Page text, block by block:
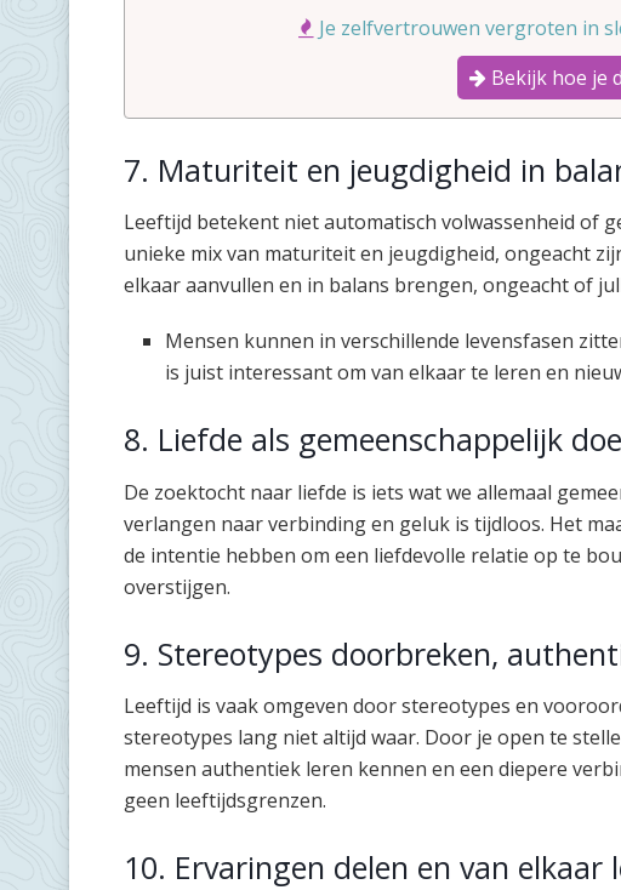
Je zelfvertrouwen vergroten in
Bekijk hoe je
7. Maturiteit en jeugdigheid in
Leeftijd betekent niet automatisch volwassenheid of
unieke mix van maturiteit en jeugdigheid, ongeacht
elkaar aanvullen en in balans brengen, ongeacht of
Mensen kunnen in verschillende levensfasen
is juist interessant om van elkaar te leren en
8. Liefde als gemeenschappelijk
De zoektocht naar liefde is iets wat we allemaal
verlangen naar verbinding en geluk is tijdloos. Het
de intentie hebben om een liefdevolle relatie op te
overstijgen.
9. Stereotypes doorbreken,
Leeftijd is vaak omgeven door stereotypes en
stereotypes lang niet altijd waar. Door je open te
mensen authentiek leren kennen en een diepere
geen leeftijdsgrenzen.
10. Ervaringen delen en van elkaar